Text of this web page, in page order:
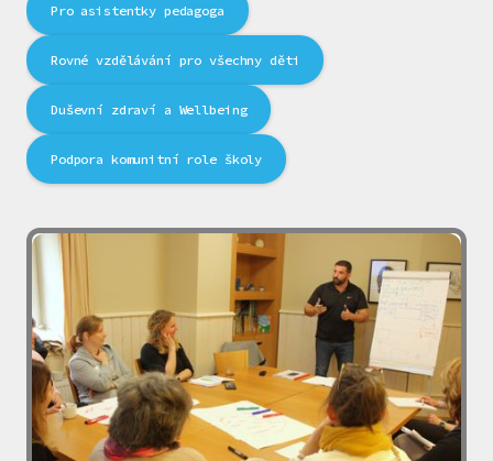
Pro asistentky pedagoga
Rovné vzdělávání pro všechny děti
Duševní zdraví a Wellbeing
Podpora komunitní role školy